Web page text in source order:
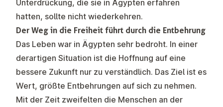
Unterdrückung, die sie in Ägypten erfahren
hatten, sollte nicht wiederkehren.
Der Weg in die Freiheit führt durch die Entbehrung
Das Leben war in Ägypten sehr bedroht. In einer
derartigen Situation ist die Hoffnung auf eine
bessere Zukunft nur zu verständlich. Das Ziel ist es
Wert, größte Entbehrungen auf sich zu nehmen.
Mit der Zeit zweifelten die Menschen an der